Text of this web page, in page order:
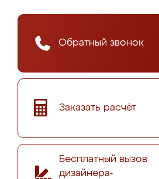
Обратный звонок
Заказать расчёт
Бесплатный вызов
дизайнера-